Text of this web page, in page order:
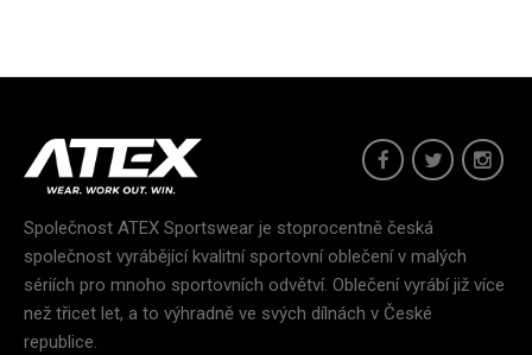
Společnost ATEX Sportswear je stoprocentně česká
společnost vyrábějící kvalitní sportovní oblečení v malých
sériích pro mnoho sportovních odvětví. Oblečení vyrábí již více
než třicet let, a to výhradně ve svých dílnách v České
republice.